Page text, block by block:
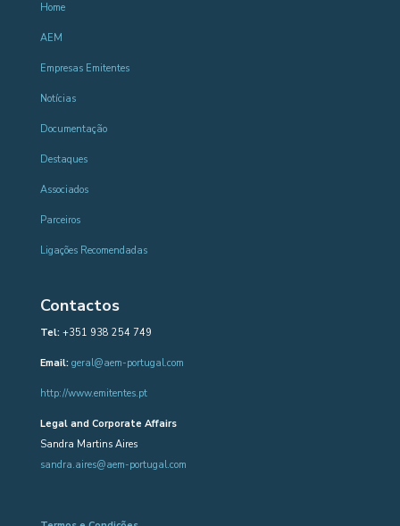
Home
AEM
Empresas Emitentes
Notícias
Documentação
Destaques
Associados
Parceiros
Ligações Recomendadas
Contactos
Tel:+351 938 254 749
Email: geral@aem-portugal.com
http://www.emitentes.pt
Legal and Corporate Affairs
Sandra Martins Aires
sandra.aires@aem-portugal.com